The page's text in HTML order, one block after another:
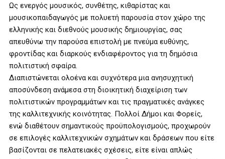
Ως ενεργός μουσικός, συνθέτης, κιθαρίστας και
μουσικοπαιδαγωγός με πολυετή παρουσία στον χώρο της
ελληνικής και διεθνούς μουσικής δημιουργίας, σας
απευθύνω την παρούσα επιστολή με πνεύμα ευθύνης,
φροντίδας και διαρκούς ενδιαφέροντος για τη δημόσια
πολιτιστική σφαίρα.
Διαπιστώνεται ολοένα και συχνότερα μια ανησυχητική
αποσύνδεση ανάμεσα στη διοικητική διαχείριση των
πολιτιστικών προγραμμάτων και τις πραγματικές ανάγκες
της καλλιτεχνικής κοινότητας. Πολλοί Δήμοι και Φορείς,
ενώ διαθέτουν σημαντικούς προϋπολογισμούς, προχωρούν
σε επιλογές καλλιτεχνικών σχημάτων και δράσεων που είτε
βασίζονται σε πελατειακές σχέσεις, είτε είναι απλώς